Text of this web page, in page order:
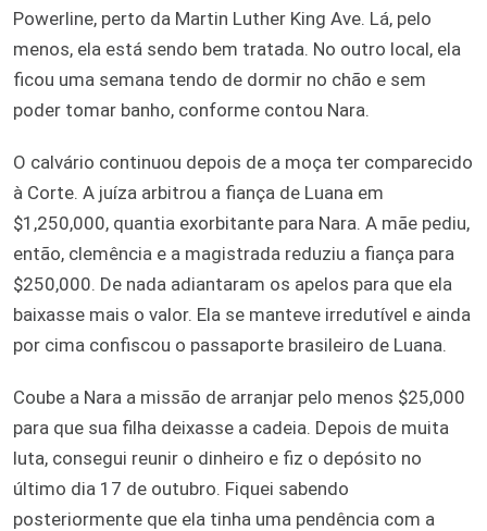
Powerline, perto da Martin Luther King Ave. Lá, pelo
menos, ela está sendo bem tratada. No outro local, ela
ficou uma semana tendo de dormir no chão e sem
poder tomar banho, conforme contou Nara.
O calvário continuou depois de a moça ter comparecido
à Corte. A juíza arbitrou a fiança de Luana em
$1,250,000, quantia exorbitante para Nara. A mãe pediu,
então, clemência e a magistrada reduziu a fiança para
$250,000. De nada adiantaram os apelos para que ela
baixasse mais o valor. Ela se manteve irredutível e ainda
por cima confiscou o passaporte brasileiro de Luana.
Coube a Nara a missão de arranjar pelo menos $25,000
para que sua filha deixasse a cadeia. Depois de muita
luta, consegui reunir o dinheiro e fiz o depósito no
último dia 17 de outubro. Fiquei sabendo
posteriormente que ela tinha uma pendência com a